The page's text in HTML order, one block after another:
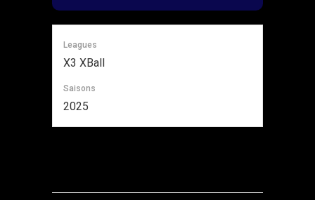
Leagues
X3 XBall
Saisons
2025